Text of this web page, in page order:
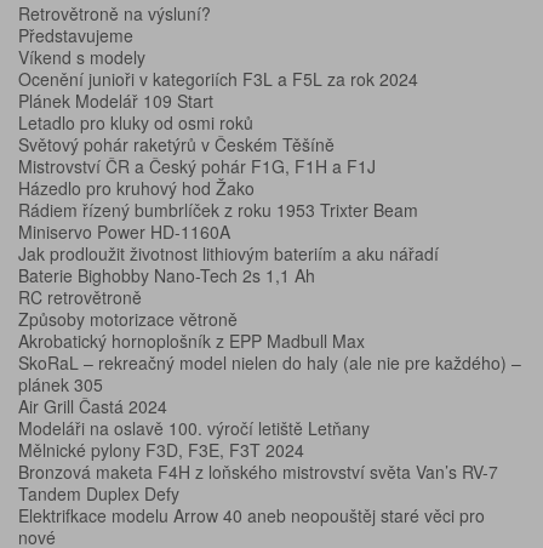
Retrovětroně na výsluní?
Představujeme
Víkend s modely
Ocenění junioři v kategoriích F3L a F5L za rok 2024
Plánek Modelář 109 Start
Letadlo pro kluky od osmi roků
Světový pohár raketýrů v Českém Těšíně
Mistrovství ČR a Český pohár F1G, F1H a F1J
Házedlo pro kruhový hod Žako
Rádiem řízený bumbrlíček z roku 1953 Trixter Beam
Miniservo Power HD-1160A
Jak prodloužit životnost lithiovým bateriím a aku nářadí
Baterie Bighobby Nano-Tech 2s 1,1 Ah
RC retrovětroně
Způsoby motorizace větroně
Akrobatický hornoplošník z EPP Madbull Max
SkoRaL – rekreačný model nielen do haly (ale nie pre každého) –
plánek 305
Air Grill Častá 2024
Modeláři na oslavě 100. výročí letiště Letňany
Mělnické pylony F3D, F3E, F3T 2024
Bronzová maketa F4H z loňského mistrovství světa Van’s RV-7
Tandem Duplex Defy
Elektrifkace modelu Arrow 40 aneb neopouštěj staré věci pro
nové